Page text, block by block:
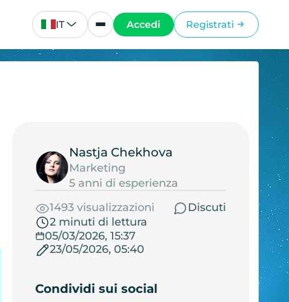
IT Accedi Registrati
Nastja Chekhova
Marketing
5 anni di esperienza
1493 visualizzazioni
Discuti
2 minuti di lettura
05/03/2026, 15:37
23/05/2026, 05:40
Condividi sui social